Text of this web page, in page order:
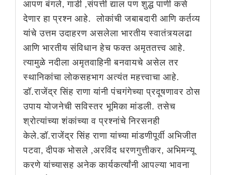
आपण बंगले, गाडी ,संपत्ती द्याल पण शुद्ध पाणी कसे
देणार हा प्रश्न आहे. लोकांची जबाबदारी आणि कर्तव्य
यांचे उत्तम उदाहरण असलेला भारतीय स्वातंत्र्यलढा
आणि भारतीय संविधान हेच फक्त अमृततत्त्व आहे.
त्यामुळे नदीला अमृतवाहिनी बनवायचे असेल तर
स्थानिकांचा लोकसहभाग अत्यंत महत्त्वाचा आहे.
डॉ.राजेंद्र सिंह राणा यांनी पंचगंगेच्या प्रदूषणावर ठोस
उपाय योजनेची सविस्तर भूमिका मांडली. तसेच
श्रोत्यांच्या शंकांच्या व प्रश्नांचे निरसनही
केले.डॉ.राजेंद्र सिंह राणा यांच्या मांडणीपूर्वी अभिजीत
पटवा, दीपक भोसले ,अरविंद धरणगुत्तीकर, अभिमन्यू
करणे यांच्यासह अनेक कार्यकर्त्यांनी आपल्या भावना